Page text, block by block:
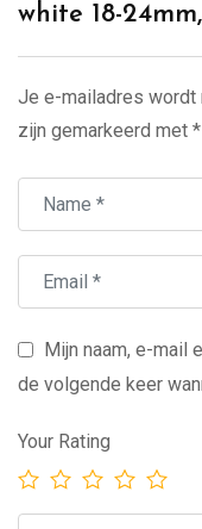
white 18-
Je e-mailadres wordt
zijn gemarkeerd met *
Mijn naam, e-mail
de volgende keer
Your Rating